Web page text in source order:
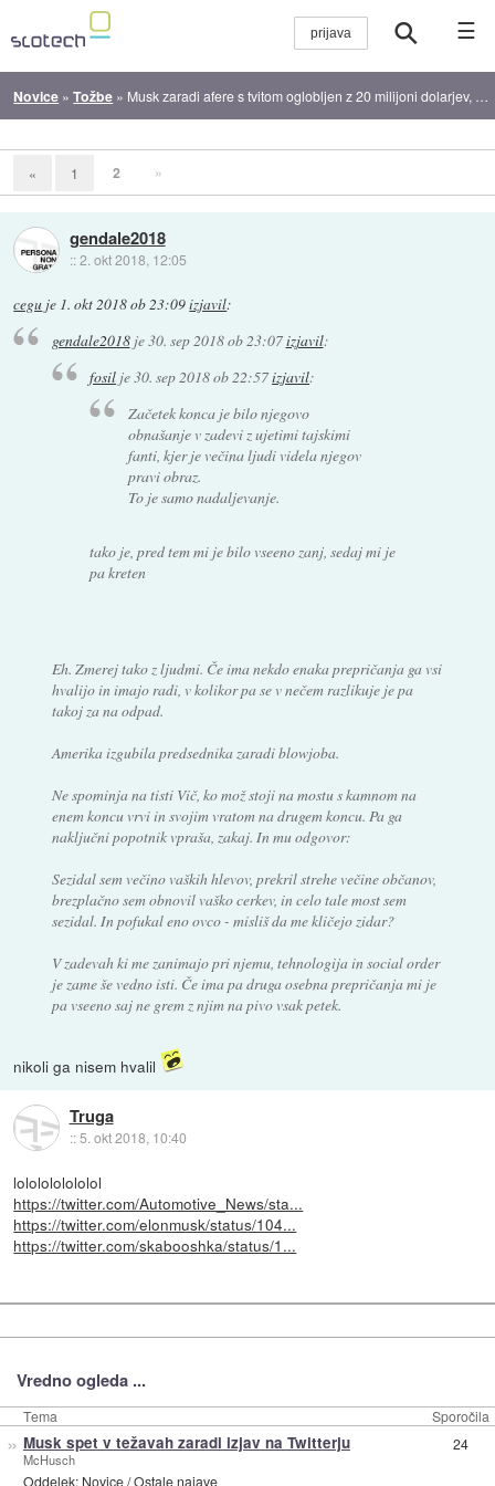
☰
Novice »Tožbe » Musk zaradi afere s tvitom oglobljen z 20 milijoni dolarjev, odstopa kot prvi mož upravnega odbora
« 1 2 »
gendale2018
::2. okt 2018, 12:05
cegu je 1. okt 2018 ob 23:09izjavil:
gendale2018je30. sep 2018 ob 23:07izjavil:
fosil je30. sep 2018 ob 22:57izjavil:
Začetek konca je bilo njegovo
obnašanje v zadevi z ujetimi tajskimi
fanti, kjer je večina ljudi videla njegov
pravi obraz.
To je samo nadaljevanje.
tako je, pred tem mi je bilo vseeno zanj, sedaj mi je
pa kreten
Eh. Zmerej tako z ljudmi. Če ima nekdo enaka prepričanja ga vsi
hvalijo in imajo radi, v kolikor pa se v nečem razlikuje je pa
takoj za na odpad.
Amerika izgubila predsednika zaradi blowjoba.
Ne spominja na tisti Vič, ko mož stoji na mostu s kamnom na
enem koncu vrvi in svojim vratom na drugem koncu. Pa ga
naključni popotnik vpraša, zakaj. In mu odgovor:
Sezidal sem večino vaških hlevov, prekril strehe večine občanov,
brezplačno sem obnovil vaško cerkev, in celo tale most sem
sezidal. In pofukal eno ovco - misliš da me kličejo zidar?
V zadevah ki me zanimajo pri njemu, tehnologija in social order
je zame še vedno isti. Če ima pa druga osebna prepričanja mi je
pa vseeno saj ne grem z njim na pivo vsak petek.
nikoli ga nisem hvalil
Truga
::5. okt 2018, 10:40
lololololololol
https://twitter.com/Automotive_News/sta...
https://twitter.com/elonmusk/status/104...
https://twitter.com/skabooshka/status/1...
Vredno ogleda ...
Tema Sporočila
» Musk spet v težavah zaradi izjav na Twitterju
McHusch
Oddelek: Novice/Ostale najave
24